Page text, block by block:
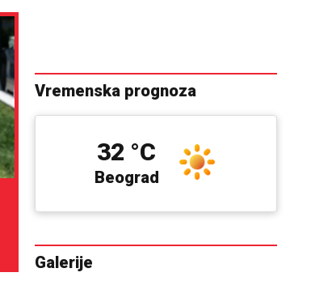
Vremenska prognoza
Beograd
32 °C
Galerije